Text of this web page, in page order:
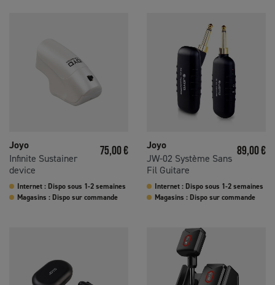
Joyo
Infinite Sustainer
device
Prix
75,00 €
Internet : Dispo sous 1-2 semaines
Magasins : Dispo sur commande
Joyo
JW-02 Système Sans
Fil Guitare
Prix
89,00 €
Internet : Dispo sous 1-2 semaines
Magasins : Dispo sur commande